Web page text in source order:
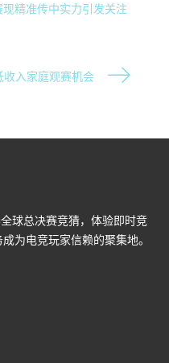
精准传中实力引发关注
入家庭观赛机会
球总决赛竞猜，体验即时竞
为电竞玩家信赖的聚集地。